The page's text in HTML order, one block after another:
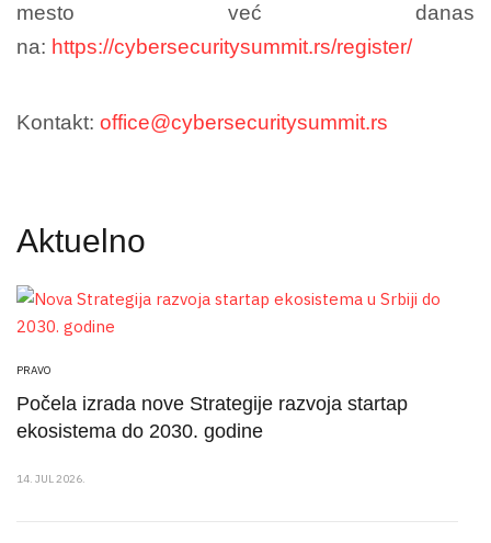
mesto već danas
na: https://cybersecuritysummit.rs/register/
Kontakt: office@cybersecuritysummit.rs
Aktuelno
PRAVO
Počela izrada nove Strategije razvoja startap
ekosistema do 2030. godine
14. JUL 2026.